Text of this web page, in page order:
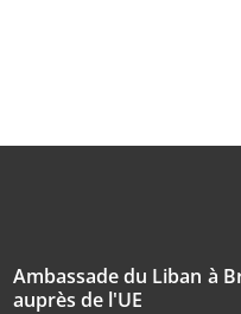
Ambassade du Liban à
auprès de l'UE